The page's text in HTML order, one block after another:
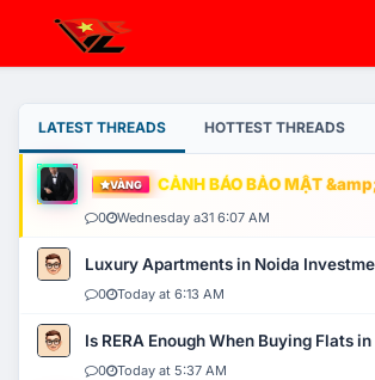
LATEST THREADS HOTTEST THREADS
VÀNG CẢNH BÁO BẢO MẬT
0 Wednesday a31 6:07 AM
Luxury Apartments in Noida
0 Today at 6:13 AM
Is RERA Enough When Buying Flats
0 Today at 5:37 AM